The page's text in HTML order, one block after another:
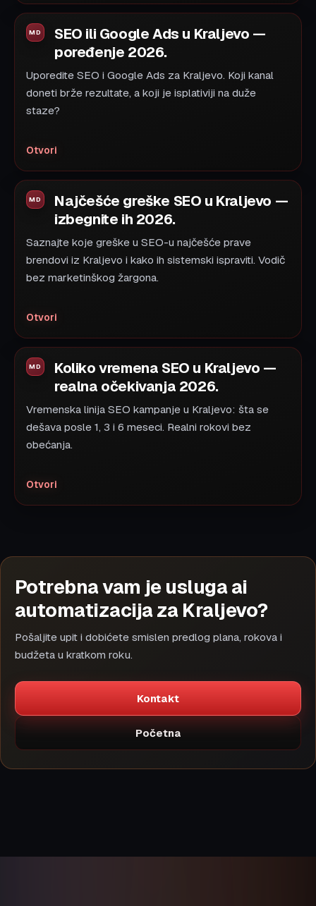
SEO ili Google Ads u Kraljevo —
poređenje 2026.
Uporedite SEO i Google Ads za Kraljevo. Koji kanal
doneti brže rezultate, a koji je isplativiji na duže
staze?
Otvori
Najčešće greške SEO u Kraljevo —
izbegnite ih 2026.
Saznajte koje greške u SEO-u najčešće prave
brendovi iz Kraljevo i kako ih sistemski ispraviti. Vodič
bez marketinškog žargona.
Otvori
Koliko vremena SEO u Kraljevo —
realna očekivanja 2026.
Vremenska linija SEO kampanje u Kraljevo: šta se
dešava posle 1, 3 i 6 meseci. Realni rokovi bez
obećanja.
Otvori
Potrebna vam je usluga ai
automatizacija za Kraljevo?
Pošaljite upit i dobićete smislen predlog plana, rokova i
budžeta u kratkom roku.
Kontakt
Početna